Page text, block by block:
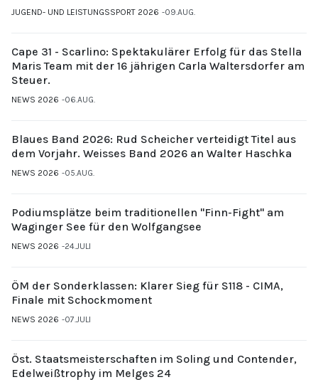
JUGEND- UND LEISTUNGSSPORT 2026 09.AUG.
Cape 31 - Scarlino: Spektakulärer Erfolg für das Stella
Maris Team mit der 16 jährigen Carla Waltersdorfer am
Steuer.
NEWS 2026 06.AUG.
Blaues Band 2026: Rud Scheicher verteidigt Titel aus
dem Vorjahr. Weisses Band 2026 an Walter Haschka
NEWS 2026 05.AUG.
Podiumsplätze beim traditionellen "Finn-Fight" am
Waginger See für den Wolfgangsee
NEWS 2026 24.JULI
ÖM der Sonderklassen: Klarer Sieg für S118 - CIMA,
Finale mit Schockmoment
NEWS 2026 07.JULI
Öst. Staatsmeisterschaften im Soling und Contender,
Edelweißtrophy im Melges 24